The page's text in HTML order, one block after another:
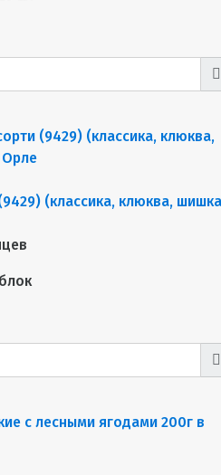
(классика, клюква,
блок